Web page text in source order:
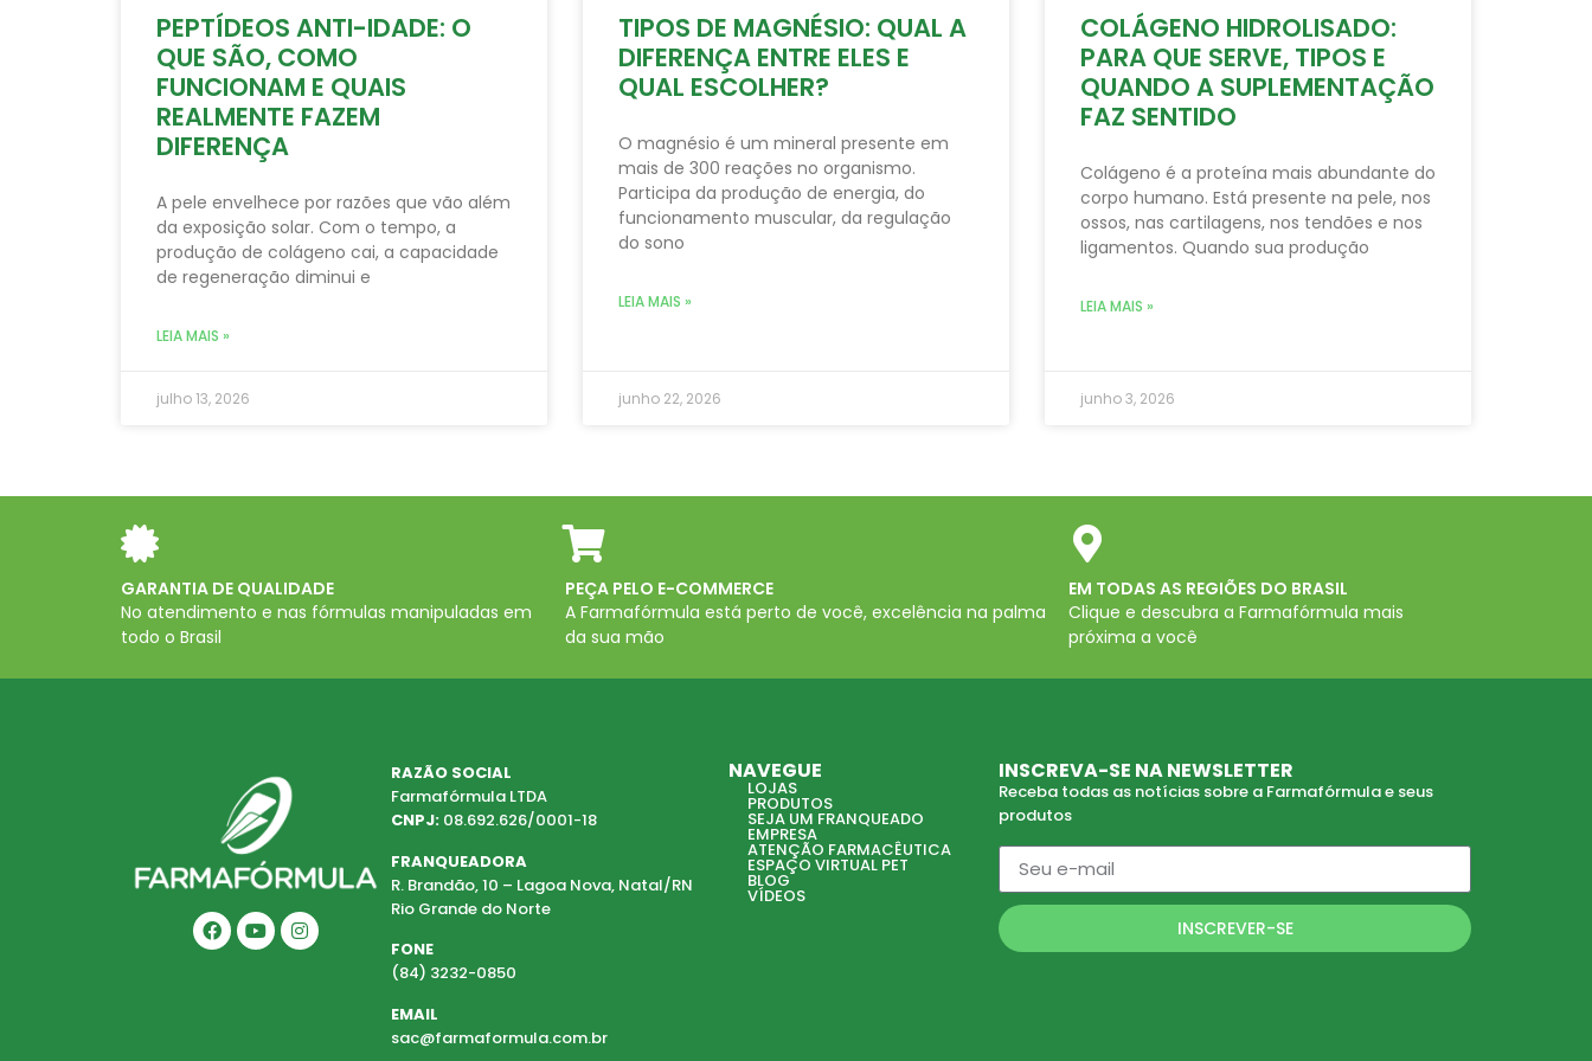
PEPTÍDEOS ANTI-IDADE: O
QUE SÃO, COMO
FUNCIONAM E QUAIS
REALMENTE FAZEM
DIFERENÇA
A pele envelhece por razões que vão além
da exposição solar. Com o tempo, a
produção de colágeno cai, a capacidade
de regeneração diminui e
LEIA MAIS »
julho 13, 2026
TIPOS DE MAGNÉSIO: QUAL A
DIFERENÇA ENTRE ELES E
QUAL ESCOLHER?
O magnésio é um mineral presente em
mais de 300 reações no organismo.
Participa da produção de energia, do
funcionamento muscular, da regulação
do sono
LEIA MAIS »
junho 22, 2026
COLÁGENO HIDROLISADO:
PARA QUE SERVE, TIPOS E
QUANDO A SUPLEMENTAÇÃO
FAZ SENTIDO
Colágeno é a proteína mais abundante do
corpo humano. Está presente na pele, nos
ossos, nas cartilagens, nos tendões e nos
ligamentos. Quando sua produção
LEIA MAIS »
junho 3, 2026
GARANTIA DE QUALIDADE
No atendimento e nas fórmulas manipuladas em
todo o Brasil
PEÇA PELO E-COMMERCE
A Farmafórmula está perto de você, excelência na palma
da sua mão
EM TODAS AS REGIÕES DO BRASIL
Clique e descubra a Farmafórmula mais
próxima a você
RAZÃO SOCIAL
Farmafórmula LTDA
CNPJ: 08.692.626/0001-18
FRANQUEADORA
R. Brandão, 10 – Lagoa Nova, Natal/RN
Rio Grande do Norte
FONE
(84) 3232-0850
EMAIL
sac@farmaformula.com.br
NAVEGUE
LOJAS
PRODUTOS
SEJA UM FRANQUEADO
EMPRESA
ATENÇÃO FARMACÊUTICA
ESPAÇO VIRTUAL PET
BLOG
VÍDEOS
INSCREVA-SE NA NEWSLETTER
Receba todas as notícias sobre a Farmafórmula e seus
produtos
INSCREVER-SE